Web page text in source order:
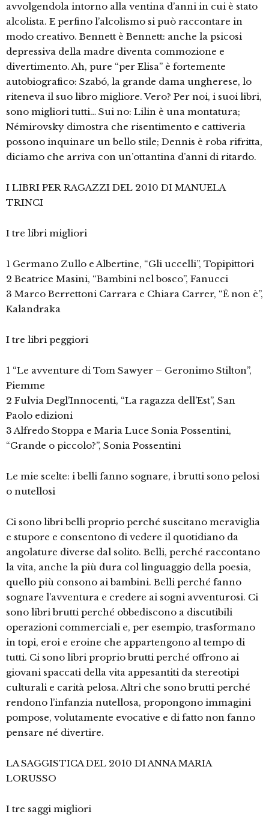
avvolgendola intorno alla ventina d’anni in cui è stato
alcolista. E perfino l’alcolismo si può raccontare in
modo creativo. Bennett è Bennett: anche la psicosi
depressiva della madre diventa commozione e
divertimento. Ah, pure “per Elisa” è fortemente
autobiografico: Szabó, la grande dama ungherese, lo
riteneva il suo libro migliore. Vero? Per noi, i suoi libri,
sono migliori tutti… Sui no: Lilin è una montatura;
Némirovsky dimostra che risentimento e cattiveria
possono inquinare un bello stile; Dennis è roba rifritta,
diciamo che arriva con un’ottantina d’anni di ritardo.
I LIBRI PER RAGAZZI DEL 2010 DI MANUELA
TRINCI
I tre libri migliori
1 Germano Zullo e Albertine, “Gli uccelli”, Topipittori
2 Beatrice Masini, “Bambini nel bosco”, Fanucci
3 Marco Berrettoni Carrara e Chiara Carrer, “È non è”,
Kalandraka
I tre libri peggiori
1 “Le avventure di Tom Sawyer – Geronimo Stilton”,
Piemme
2 Fulvia Degl’Innocenti, “La ragazza dell’Est”, San
Paolo edizioni
3 Alfredo Stoppa e Maria Luce Sonia Possentini,
“Grande o piccolo?”, Sonia Possentini
Le mie scelte: i belli fanno sognare, i brutti sono pelosi
o nutellosi
Ci sono libri belli proprio perché suscitano meraviglia
e stupore e consentono di vedere il quotidiano da
angolature diverse dal solito. Belli, perché raccontano
la vita, anche la più dura col linguaggio della poesia,
quello più consono ai bambini. Belli perché fanno
sognare l’avventura e credere ai sogni avventurosi. Ci
sono libri brutti perché obbediscono a discutibili
operazioni commerciali e, per esempio, trasformano
in topi, eroi e eroine che appartengono al tempo di
tutti. Ci sono libri proprio brutti perché offrono ai
giovani spaccati della vita appesantiti da stereotipi
culturali e carità pelosa. Altri che sono brutti perché
rendono l’infanzia nutellosa, propongono immagini
pompose, volutamente evocative e di fatto non fanno
pensare né divertire.
LA SAGGISTICA DEL 2010 DI ANNA MARIA
LORUSSO
I tre saggi migliori